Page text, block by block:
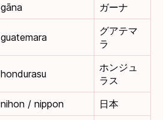
gāna ガーナ
guatemara
グアテマ
ラ
hondurasu
ホンジュ
ラス
nihon / nippon 日本